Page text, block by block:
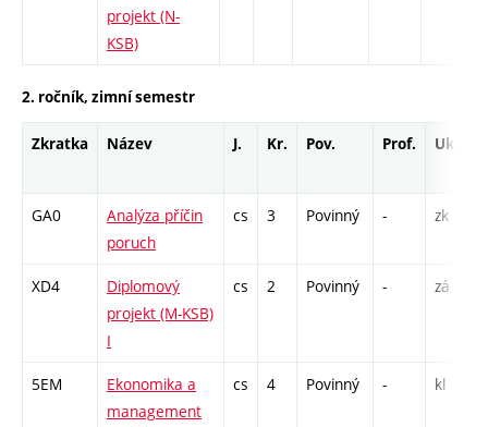
projekt (N-
KSB)
2. ročník, zimní semestr
Zkratka Název J. Kr. Pov. Prof. Uk.
GA0
Analýza příčin
poruch
cs 3 Povinný - zk
XD4
Diplomový
projekt (M-KSB)
I
cs 2 Povinný - zá
5EM
Ekonomika a
management
cs 4 Povinný - kl